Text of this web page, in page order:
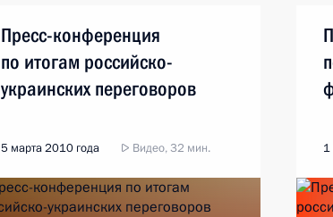
Пресс-конференция
по итогам российско-
украинских переговоров
5 марта 2010 года Видео, 32 мин. 1